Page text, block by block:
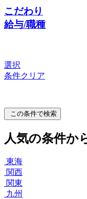
こだわり
給与/職種
選択
条件クリア
この条件で検索
人気の条件か
東海
関西
関東
九州